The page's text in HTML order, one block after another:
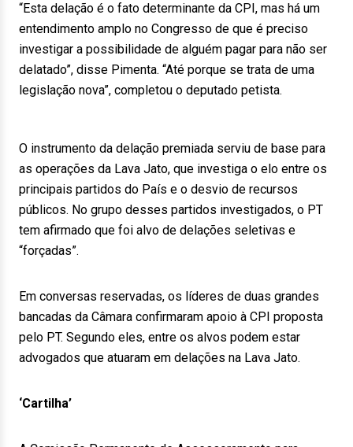
“Esta delação é o fato determinante da CPI, mas há um
entendimento amplo no Congresso de que é preciso
investigar a possibilidade de alguém pagar para não ser
delatado”, disse Pimenta. “Até porque se trata de uma
legislação nova”, completou o deputado petista.
O instrumento da delação premiada serviu de base para
as operações da Lava Jato, que investiga o elo entre os
principais partidos do País e o desvio de recursos
públicos. No grupo desses partidos investigados, o PT
tem afirmado que foi alvo de delações seletivas e
“forçadas”.
Em conversas reservadas, os líderes de duas grandes
bancadas da Câmara confirmaram apoio à CPI proposta
pelo PT. Segundo eles, entre os alvos podem estar
advogados que atuaram em delações na Lava Jato.
‘Cartilha’